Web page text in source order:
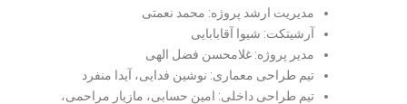
مدیریت ارشد پروژه: محمد نعمتی
آرشیتکت: شیوا آقابابایی
مدیر پروژه: غلامحسن فضل الهی
تیم طراحی معماری: نوشین فدایی، آیدا منفرد
تیم طراحی داخلی: امین حسابی، مازیار مراحمی،